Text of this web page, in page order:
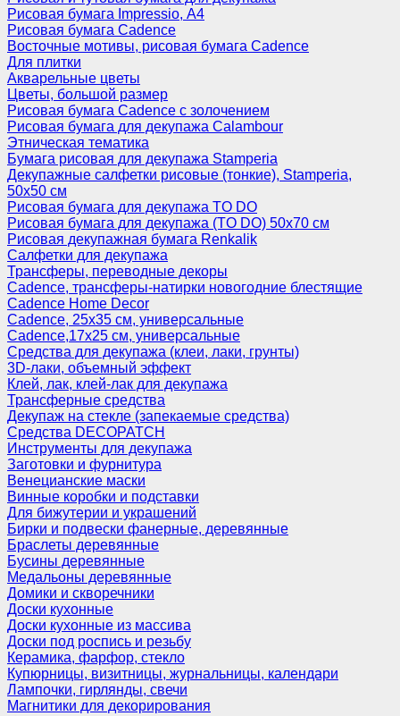
Рисовая бумага Impressio, А4
Рисовая бумага Cadence
Восточные мотивы, рисовая бумага Cadence
Для плитки
Акварельные цветы
Цветы, большой размер
Рисовая бумага Cadence c золочением
Рисовая бумага для декупажа Calambour
Этническая тематика
Бумага рисовая для декупажа Stamperia
Декупажные салфетки рисовые (тонкие), Stamperia,
50х50 см
Рисовая бумага для декупажа TO DO
Рисовая бумага для декупажа (TO DO) 50х70 см
Рисовая декупажная бумага Renkalik
Салфетки для декупажа
Трансферы, переводные декоры
Cadence, трансферы-натирки новогодние блестящие
Cadence Home Decor
Cadence, 25х35 см, универсальные
Cadence,17х25 см, универсальные
Средства для декупажа (клеи, лаки, грунты)
3D-лаки, объемный эффект
Клей, лак, клей-лак для декупажа
Трансферные средства
Декупаж на стекле (запекаемые средства)
Средства DECOPATCH
Инструменты для декупажа
Заготовки и фурнитура
Венецианские маски
Винные коробки и подставки
Для бижутерии и украшений
Бирки и подвески фанерные, деревянные
Браслеты деревянные
Бусины деревянные
Медальоны деревянные
Домики и скворечники
Доски кухонные
Доски кухонные из массива
Доски под роспись и резьбу
Керамика, фарфор, стекло
Купюрницы, визитницы, журнальницы, календари
Лампочки, гирлянды, свечи
Магнитики для декорирования